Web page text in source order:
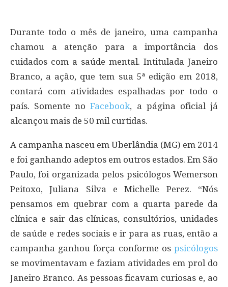
Durante todo o mês de janeiro, uma campanha
chamou a atenção para a importância dos
cuidados com a saúde mental. Intitulada Janeiro
Branco, a ação, que tem sua 5ª edição em 2018,
contará com atividades espalhadas por todo o
país. Somente noFacebook, a página oficial já
alcançou mais de 50 mil curtidas.
A campanha nasceu em Uberlândia (MG) em 2014
e foi ganhando adeptos em outros estados. Em São
Paulo, foi organizada pelos psicólogos Wemerson
Peitoxo, Juliana Silva e Michelle Perez. “Nós
pensamos em quebrar com a quarta parede da
clínica e sair das clínicas, consultórios, unidades
de saúde e redes sociais e ir para as ruas, então a
campanha ganhou força conforme os psicólogos
se movimentavam e faziam atividades em prol do
Janeiro Branco. As pessoas ficavam curiosas e, ao